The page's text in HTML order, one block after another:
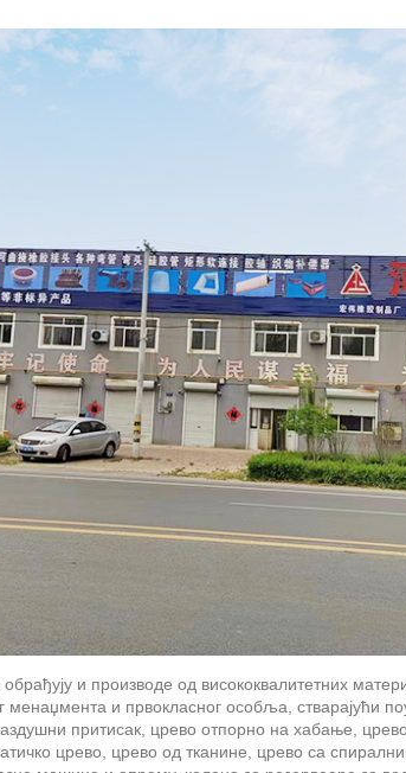
и производе од висококвалитетних
менаџмента и првокласног особља, стварајући
притисак, црево отпорно на хабање,
црево, црево од тканине, црево са